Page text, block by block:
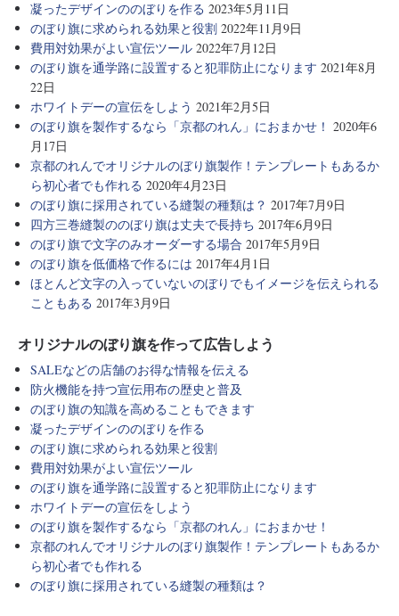
凝ったデザインののぼりを作る 2023年5月11日
のぼり旗に求められる効果と役割 2022年11月9日
費用対効果がよい宣伝ツール 2022年7月12日
のぼり旗を通学路に設置すると犯罪防止になります 2021年8月
22日
ホワイトデーの宣伝をしよう 2021年2月5日
のぼり旗を製作するなら「京都のれん」におまかせ！ 2020年6
月17日
京都のれんでオリジナルのぼり旗製作！テンプレートもあるか
ら初心者でも作れる 2020年4月23日
のぼり旗に採用されている縫製の種類は？ 2017年7月9日
四方三巻縫製ののぼり旗は丈夫で長持ち 2017年6月9日
のぼり旗で文字のみオーダーする場合 2017年5月9日
のぼり旗を低価格で作るには 2017年4月1日
ほとんど文字の入っていないのぼりでもイメージを伝えられる
こともある 2017年3月9日
オリジナルのぼり旗を作って広告しよう
SALEなどの店舗のお得な情報を伝える
防火機能を持つ宣伝用布の歴史と普及
のぼり旗の知識を高めることもできます
凝ったデザインののぼりを作る
のぼり旗に求められる効果と役割
費用対効果がよい宣伝ツール
のぼり旗を通学路に設置すると犯罪防止になります
ホワイトデーの宣伝をしよう
のぼり旗を製作するなら「京都のれん」におまかせ！
京都のれんでオリジナルのぼり旗製作！テンプレートもあるか
ら初心者でも作れる
のぼり旗に採用されている縫製の種類は？